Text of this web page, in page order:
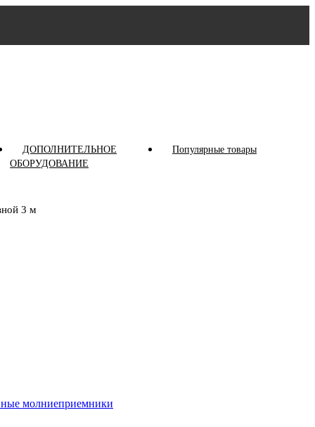
ДОПОЛНИТЕЛЬНОЕ
ОБОРУДОВАНИЕ
Популярные товары
3 м
молниеприемники